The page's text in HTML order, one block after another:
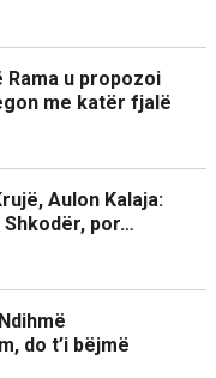
Rama u propozoi
me katër fjalë
Aulon Kalaja:
por…
do t’i bëjmë